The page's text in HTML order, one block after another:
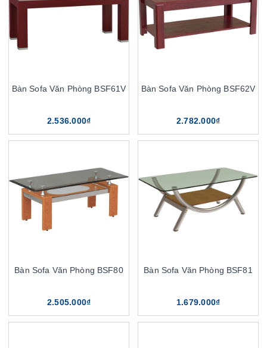
Bàn Sofa Văn Phòng BSF61V
2.536.000₫
Bàn Sofa Văn Phòng BSF62V
2.782.000₫
Bàn Sofa Văn Phòng BSF80
2.505.000₫
Bàn Sofa Văn Phòng BSF81
1.679.000₫